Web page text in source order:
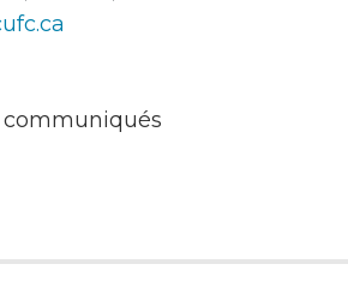
communiqués